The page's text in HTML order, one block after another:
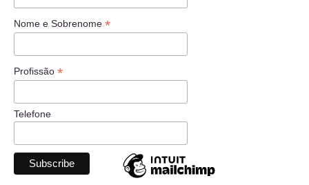
Nome e Sobrenome *
Profissão *
Telefone